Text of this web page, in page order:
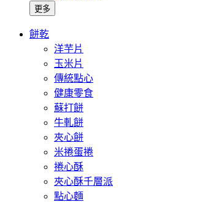
更多
餅乾
洋芋片
玉米片
傳統點心
健康零食
蘇打餅
牛軋餅
夾心餅
米捲蛋捲
捲心酥
夾心酥千層派
點心麵